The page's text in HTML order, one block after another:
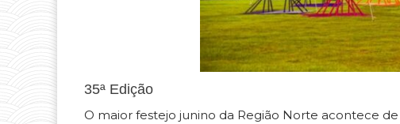
35ª Edição
O maior festejo junino da Região Norte acontece